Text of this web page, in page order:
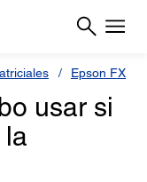
Epson FX
usar si
la